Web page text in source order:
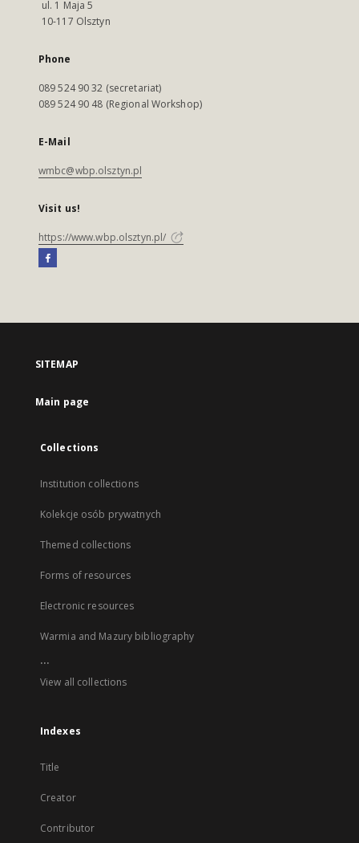
ul. 1 Maja 5
10-117 Olsztyn
Phone
089 524 90 32 (secretariat)
089 524 90 48 (Regional Workshop)
E-Mail
wmbc@wbp.olsztyn.pl
Visit us!
https://www.wbp.olsztyn.pl/
SITEMAP
Main page
Collections
Institution collections
Kolekcje osób prywatnych
Themed collections
Forms of resources
Electronic resources
Warmia and Mazury bibliography
...
View all collections
Indexes
Title
Creator
Contributor